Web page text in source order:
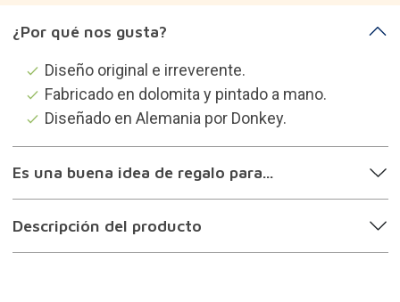
¿Por qué nos gusta?
Diseño original e irreverente.
Fabricado en dolomita y pintado a mano.
Diseñado en Alemania por Donkey.
Es una buena idea de regalo para...
Descripción del producto